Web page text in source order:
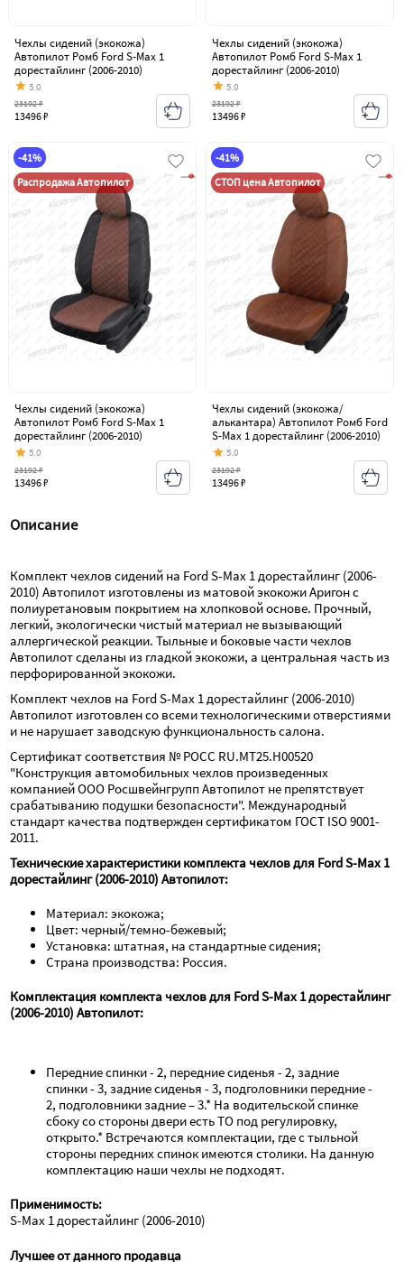
Чехлы сидений (экокожа)
Автопилот Ромб Ford S-Max 1
дорестайлинг (2006-2010)
5.0
13496 ₽
23192 ₽
Чехлы сидений (экокожа)
Автопилот Ромб Ford S-Max 1
дорестайлинг (2006-2010)
5.0
13496 ₽
23192 ₽
-41%
Распродажа Автопилот
Чехлы сидений (экокожа)
Автопилот Ромб Ford S-Max 1
дорестайлинг (2006-2010)
5.0
13496 ₽
23192 ₽
-41%
СТОП цена Автопилот
Чехлы сидений (экокожа/
алькантара) Автопилот Ромб Ford
S-Max 1 дорестайлинг (2006-2010)
5.0
13496 ₽
23192 ₽
Описание
Комплект чехлов сидений на Ford S-Max 1 дорестайлинг (2006-
2010) Автопилот изготовлены из матовой экокожи Аригон с
полиуретановым покрытием на хлопковой основе. Прочный,
легкий, экологически чистый материал не вызывающий
аллергической реакции. Тыльные и боковые части чехлов
Автопилот сделаны из гладкой экокожи, а центральная часть из
перфорированной экокожи.
Комплект чехлов на Ford S-Max 1 дорестайлинг (2006-2010)
Автопилот изготовлен со всеми технологическими отверстиями
и не нарушает заводскую функциональность салона.
Сертификат соответствия № РОСС RU.МТ25.Н00520
"Конструкция автомобильных чехлов произведенных
компанией ООО Росшвейнгрупп Автопилот не препятствует
срабатыванию подушки безопасности". Международный
стандарт качества подтвержден сертификатом ГОСТ ISO 9001-
2011.
Технические характеристики комплекта чехлов для Ford S-Max 1
дорестайлинг (2006-2010) Автопилот:
Материал: экокожа;
Цвет: черный/темно-бежевый;
Установка: штатная, на стандартные сидения;
Страна производства: Россия.
Комплектация комплекта чехлов для Ford S-Max 1 дорестайлинг
(2006-2010) Автопилот:
Передние спинки - 2, передние сиденья - 2, задние
спинки - 3, задние сиденья - 3, подголовники передние -
2, подголовники задние – 3.* На водительской спинке
сбоку со стороны двери есть ТО под регулировку,
открыто.* Встречаются комплектации, где с тыльной
стороны передних спинок имеются столики. На данную
комплектацию наши чехлы не подходят.
Применимость:
S-Max 1 дорестайлинг (2006-2010)
Лучшее от данного продавца